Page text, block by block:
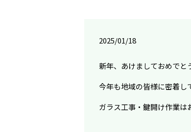
2025/01/18
新年、あけましておめでと
今年も地域の皆様に密着し
ガラス工事・鍵開け作業は